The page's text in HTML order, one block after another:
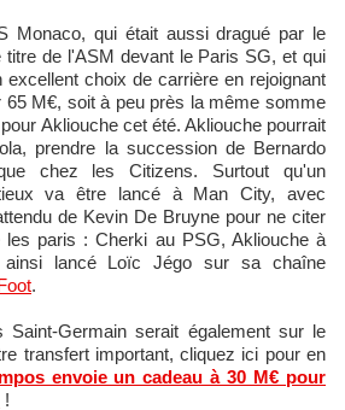
Monaco, qui était aussi dragué par le
titre de l'ASM devant le Paris SG, et qui
excellent choix de carrière en rejoignant
65 M€, soit à peu près la même somme
Akliouche cet été. Akliouche pourrait
prendre la succession de Bernardo
chez les Citizens. Surtout qu'un
va être lancé à Man City, avec
de Kevin De Bruyne pour ne citer
les paris : Cherki au PSG, Akliouche à
ainsi lancé Loïc Jégo sur sa chaîne
.
Saint-Germain serait également sur le
transfert important, cliquez ici pour en
envoie un cadeau à 30 M€ pour
!